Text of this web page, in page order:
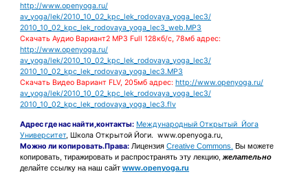
http://www.openyoga.ru/
av_yoga/lek/2010_10_02_kpc_lek_rodovaya_yoga_lec3/
2010_10_02_kpc_lek_rodovaya_yoga_lec3_web.MP3
Скачать Аудио Вариант2 MP3 Full 128кб/с, 78мб адрес:
http://www.openyoga.ru/
av_yoga/lek/2010_10_02_kpc_lek_rodovaya_yoga_lec3/
2010_10_02_kpc_lek_rodovaya_yoga_lec3.MP3
Скачать Видео Вариант FLV, 205мб адрес:http://www.openyoga.ru/
av_yoga/lek/2010_10_02_kpc_lek_rodovaya_yoga_lec3/
2010_10_02_kpc_lek_rodovaya_yoga_lec3.flv
Адресгде нас найти,контакты: Международный Открытый Йога
Университет, Школа Открытой Йоги. www.openyoga.ru,
Можно ли копировать.Права: ЛицензияCreative Commons. Вы можете
копировать, тиражировать и распространять эту лекцию, желательно
делайте ссылку на наш сайтwww.openyoga.ru